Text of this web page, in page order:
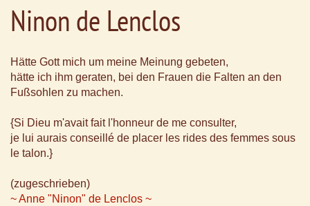
Ninon de Lenclos
Hätte Gott mich um meine Meinung gebeten,
hätte ich ihm geraten, bei den Frauen die Falten an den
Fußsohlen zu machen.
{Si Dieu m'avait fait l'honneur de me consulter,
je lui aurais conseillé de placer les rides des femmes sous
le talon.}
(zugeschrieben)
~ Anne "Ninon" de Lenclos ~